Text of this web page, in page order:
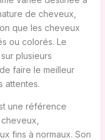
de cheveux,
que les cheveux
ou colorés. Le
plusieurs
faire le meilleur
attentes.
une référence
fins à normaux. Son